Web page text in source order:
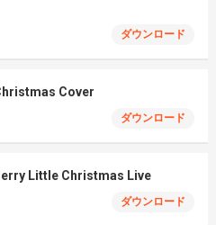
ダウンロード
Cover
ダウンロード
Little Christmas Live
ダウンロード